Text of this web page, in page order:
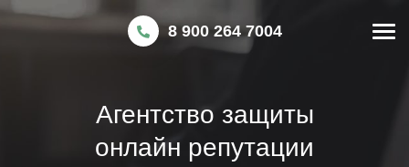
8 900 264 7004
Агентство защиты
онлайн репутации